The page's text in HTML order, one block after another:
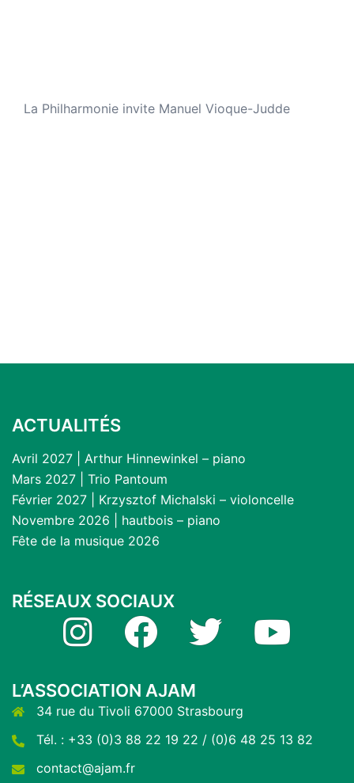
La Philharmonie invite Manuel Vioque-Judde
ACTUALITÉS
Avril 2027 | Arthur Hinnewinkel – piano
Mars 2027 | Trio Pantoum
Février 2027 | Krzysztof Michalski – violoncelle
Novembre 2026 | hautbois – piano
Fête de la musique 2026
RÉSEAUX SOCIAUX
Instagram Facebook Twitter
L’ASSOCIATION AJAM
34 rue du Tivoli 67000 Strasbourg
Tél. : +33 (0)3 88 22 19 22 / (0)6 48 25 13 82
contact@ajam.fr